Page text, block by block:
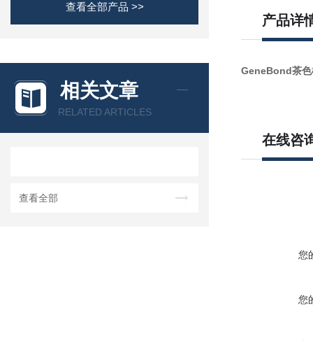
查看全部产品 >>
相关文章
RELATED ARTICLES
查看全部
产品详
GeneBond茶
在线咨
您
您